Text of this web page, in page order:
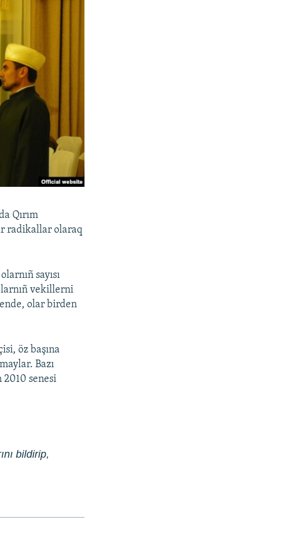
Qırım
radikallar olaraq
sayısı
vekillerni
olar birden
öz başına
Bazı
senesi
bildirip,